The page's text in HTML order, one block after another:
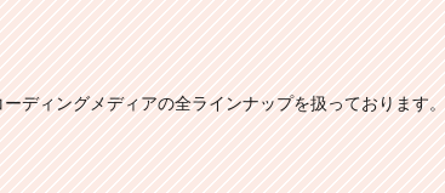
ディングメディアの全ラインナップを扱っております。